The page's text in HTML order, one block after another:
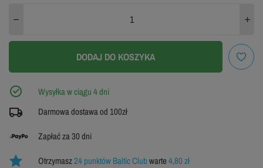
56 58 60
62
WYPRZEDANE
DODAJ DO KOSZYKA
Wysyłka w ciągu 4 dni
Darmowa dostawa od 100zł
Zapłać za 30 dni
Otrzymasz24 punktów Baltic Clubwarte4,80 zł